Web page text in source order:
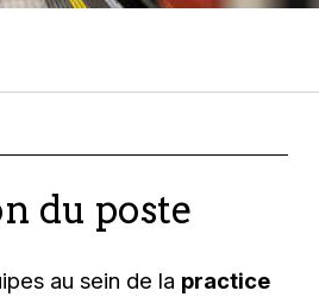
du poste
au sein de la practice